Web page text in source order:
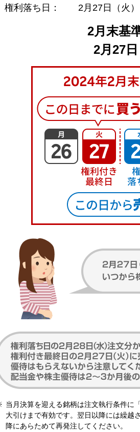
権利落ち日： 2月27日（火）
2月末基
2月27
当月決算を迎える銘柄は注文執行条件に
大引けまで有効です。翌日以降には繰越
降にあらためて再発注してください。